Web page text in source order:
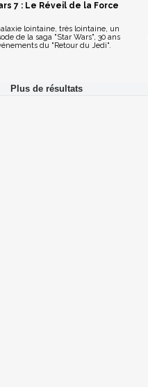
7 : Le Réveil de la Force
lointaine, très lointaine, un
de la saga "Star Wars", 30 ans
du "Retour du Jedi".